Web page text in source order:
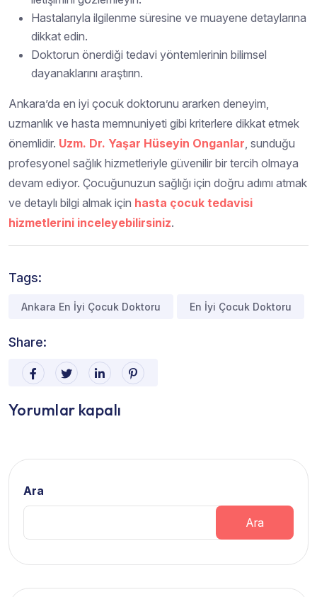
Hastalarıyla ilgilenme süresine ve muayene detaylarına
dikkat edin.
Doktorun önerdiği tedavi yöntemlerinin bilimsel
dayanaklarını araştırın.
Ankara’da en iyi çocuk doktorunu ararken deneyim,
uzmanlık ve hasta memnuniyeti gibi kriterlere dikkat etmek
önemlidir. Uzm. Dr. Yaşar Hüseyin Onganlar, sunduğu
profesyonel sağlık hizmetleriyle güvenilir bir tercih olmaya
devam ediyor. Çocuğunuzun sağlığı için doğru adımı atmak
ve detaylı bilgi almak için hasta çocuk tedavisi
hizmetlerini inceleyebilirsiniz.
Tags:
Ankara En İyi Çocuk Doktoru En İyi Çocuk Doktoru
Share:
Yorumlar kapalı
Ara
Ara